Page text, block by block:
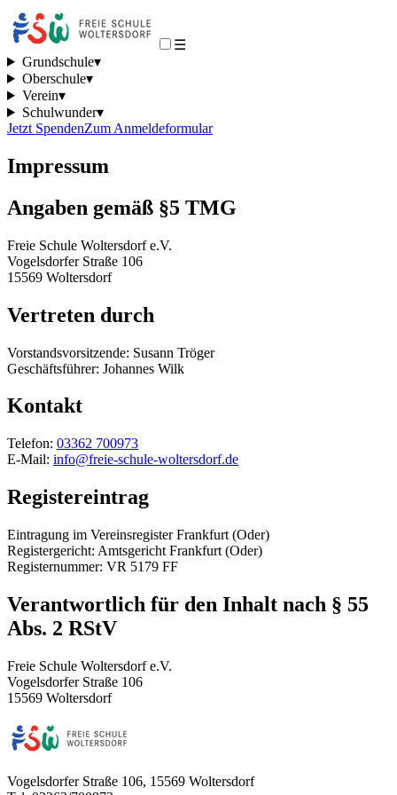
☰
Grundschule▾
Oberschule▾
Verein▾
Schulwunder▾
Jetzt SpendenZum Anmeldeformular
Impressum
Angaben gemäß §5 TMG
Freie Schule Woltersdorf e.V.
Vogelsdorfer Straße 106
15569 Woltersdorf
Vertreten durch
Vorstandsvorsitzende: Susann Tröger
Geschäftsführer: Johannes Wilk
Kontakt
Telefon: 03362 700973
E-Mail: info@freie-schule-woltersdorf.de
Registereintrag
Eintragung im Vereinsregister Frankfurt (Oder)
Registergericht: Amtsgericht Frankfurt (Oder)
Registernummer: VR 5179 FF
Verantwortlich für den Inhalt nach § 55
Abs. 2 RStV
Freie Schule Woltersdorf e.V.
Vogelsdorfer Straße 106
15569 Woltersdorf
Vogelsdorfer Straße 106, 15569 Woltersdorf